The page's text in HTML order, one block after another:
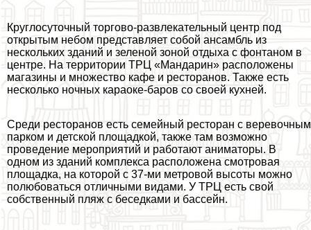
Круглосуточный торгово-развлекательный центр под
открытым небом представляет собой ансамбль из
нескольких зданий и зеленой зоной отдыха с фонтаном в
центре. На территории ТРЦ «Maндарин» расположены
магазины и множество кафе и ресторанов. Также есть
несколько ночных караоке-баров со своей кухней.
Среди ресторанов есть семейный ресторан с веревочным
парком и детской площадкой, также там возможно
проведение мероприятий и работают аниматоры. В
одном из зданий комплекса расположена смотровая
площадка, на которой с 37-ми метровой высоты можно
полюбоваться отличными видами. У ТРЦ есть свой
собственный пляж с беседками и бассейн.